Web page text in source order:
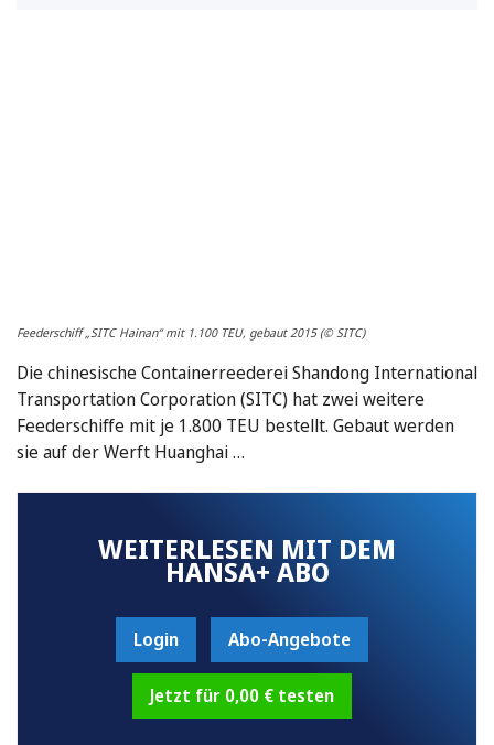
Feederschiff „SITC Hainan“ mit 1.100 TEU, gebaut 2015 (© SITC)
Die chinesische Containerreederei Shandong International
Transportation Corporation (SITC) hat zwei weitere
Feederschiffe mit je 1.800 TEU bestellt. Gebaut werden
sie auf der Werft Huanghai …
WEITERLESEN MIT DEM
HANSA+ ABO
Login Abo-Angebote
Jetzt für 0,00 € testen